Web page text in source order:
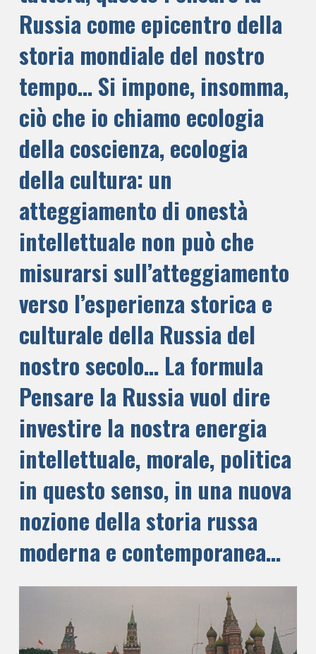
Russia come epicentro della
storia mondiale del nostro
tempo… Si impone, insomma,
ciò che io chiamo ecologia
della coscienza, ecologia
della cultura: un
atteggiamento di onestà
intellettuale non può che
misurarsi sull’atteggiamento
verso l’esperienza storica e
culturale della Russia del
nostro secolo… La formula
Pensare la Russia vuol dire
investire la nostra energia
intellettuale, morale, politica
in questo senso, in una nuova
nozione della storia russa
moderna e contemporanea…